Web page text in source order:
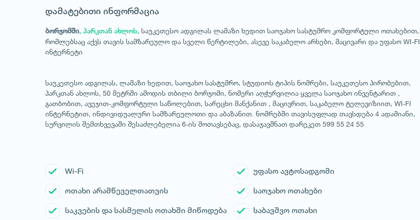
დამატებითი ინფორმაცია
ბორჯომში, პარკთან ახლოს, საუკეთესო ადგილას ლამაზი ხედით საოჯახო სასტუმრო კომფორტული ოთახებით,
რომლებსაც აქვს თავის სამზარეულო და სველი წერტილები, ასევე საკაბელო არხები, მაცივარი და უფასო WI-FI
ინტერნეტი
საუკეთესო ადგილას, ლამაზი ხედით, საოჯახო სასტუმრო, სტუდიოს ტიპის ნომრები, საუკეთესო პირობებით,
პარკთან ახლოს, 50 მეტრში ამოდის თბილი ბორჯომი, ნომერი აღჭურვილია ყველა საოჯახო ინვენტარით ,
გათბობით, ავეჯით-კომფორტული საწოლებით, სარეცხი მანქანით , მაცივრით, საკაბელო ტელევიზიით, WI-FI
ინტერნეტით, ინდივიდუალური სამზარეულოთი და აბაზანით. ნომრებში თავისუფლად თავსდება 4 ადამიანი,
სურვილის შემთხვევაში შესაძლებელია 6-ის მოთავსებაც, დასაჯავშნათ დარეკეთ 599 55 24 55
Wi-Fi უფასო ავტოსადგომი
ოთახი არამწეველთათვის საოჯახო ოთახები
საკვების და სასმელის ოთახში მიწოდება საბავშვო ოთახი